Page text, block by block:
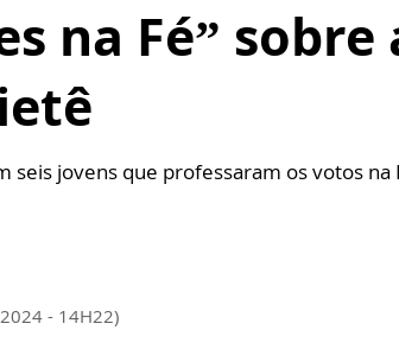
na Fé” sobre
seis jovens que professaram os votos na
- 14H22)